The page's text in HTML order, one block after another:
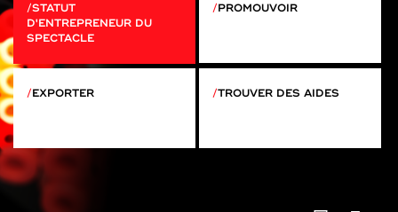
STATUT
D'ENTREPRENEUR DU
SPECTACLE
PROMOUVOIR
EXPORTER TROUVER DES AIDES